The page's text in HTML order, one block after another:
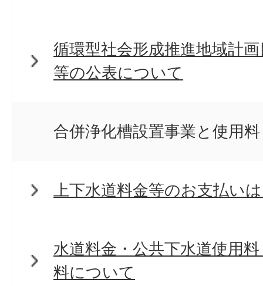
循環型社会形成推進地域計
等の公表について
合併浄化槽設置事業と使用料
上下水道料金等のお支払い
水道料金・公共下水道使用
料について